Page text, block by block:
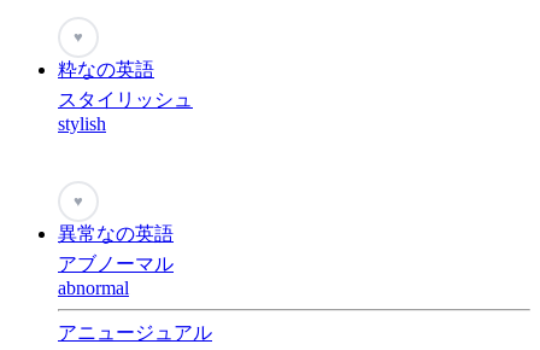
♥
粋なの英語
スタイリッシュ
stylish
♥
異常なの英語
アブノーマル
abnormal
アニュージュアル